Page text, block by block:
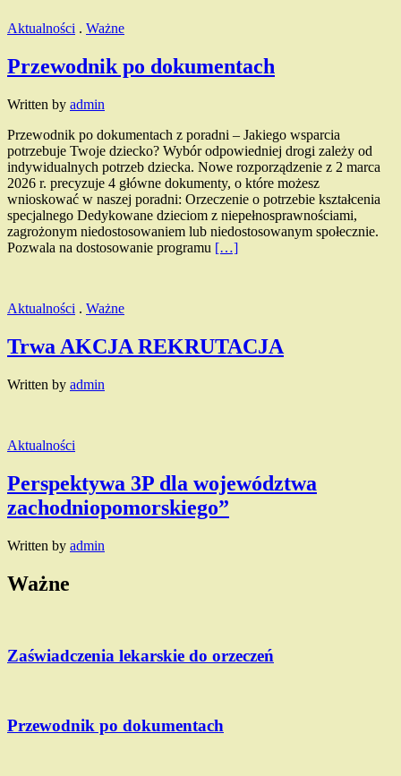
Aktualności . Ważne
Przewodnik po dokumentach
Written by admin
Przewodnik po dokumentach z poradni – Jakiego wsparcia
potrzebuje Twoje dziecko? Wybór odpowiedniej drogi zależy od
indywidualnych potrzeb dziecka. Nowe rozporządzenie z 2 marca
2026 r. precyzuje 4 główne dokumenty, o które możesz
wnioskować w naszej poradni: Orzeczenie o potrzebie kształcenia
specjalnego Dedykowane dzieciom z niepełnosprawnościami,
zagrożonym niedostosowaniem lub niedostosowanym społecznie.
Pozwala na dostosowanie programu […]
Aktualności . Ważne
Trwa AKCJA REKRUTACJA
Written by admin
Aktualności
Perspektywa 3P dla województwa
zachodniopomorskiego”
Written by admin
Ważne
Zaświadczenia lekarskie do orzeczeń
Przewodnik po dokumentach